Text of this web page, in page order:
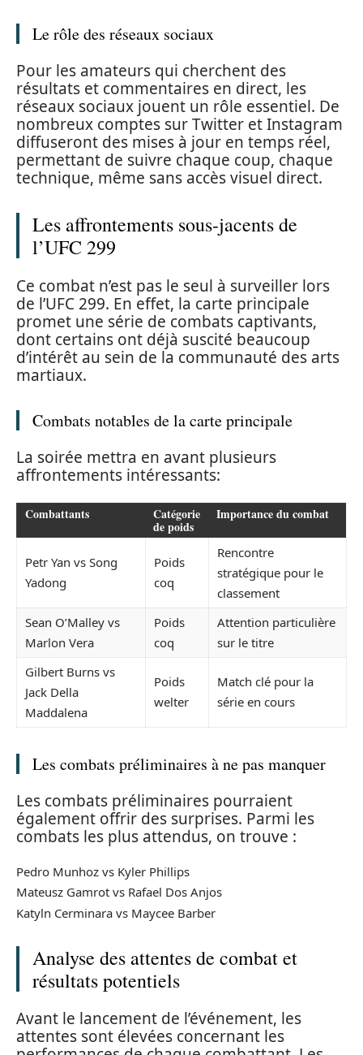
Le rôle des réseaux sociaux
Pour les amateurs qui cherchent des
résultats et commentaires en direct, les
réseaux sociaux jouent un rôle essentiel. De
nombreux comptes sur Twitter et Instagram
diffuseront des mises à jour en temps réel,
permettant de suivre chaque coup, chaque
technique, même sans accès visuel direct.
Les affrontements sous-jacents de
l’UFC 299
Ce combat n’est pas le seul à surveiller lors
de l’UFC 299. En effet, la carte principale
promet une série de combats captivants,
dont certains ont déjà suscité beaucoup
d’intérêt au sein de la communauté des arts
martiaux.
Combats notables de la carte principale
La soirée mettra en avant plusieurs
affrontements intéressants:
Combattants Catégorie
de poids
Importance du combat
Petr Yan vs Song
Yadong
Poids
coq
Rencontre
stratégique pour le
classement
Sean O’Malley vs
Marlon Vera
Poids
coq
Attention particulière
sur le titre
Gilbert Burns vs
Jack Della
Maddalena
Poids
welter
Match clé pour la
série en cours
Les combats préliminaires à ne pas manquer
Les combats préliminaires pourraient
également offrir des surprises. Parmi les
combats les plus attendus, on trouve :
Pedro Munhoz vs Kyler Phillips
Mateusz Gamrot vs Rafael Dos Anjos
Katyln Cerminara vs Maycee Barber
Analyse des attentes de combat et
résultats potentiels
Avant le lancement de l’événement, les
attentes sont élevées concernant les